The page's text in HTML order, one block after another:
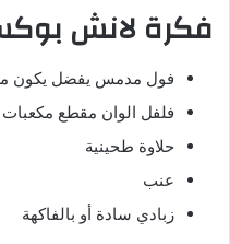
فكرة لانش
فول مدمس يفضل يكون
فلفل الوان مقطع
حلاوة طحينية
عنب
زبادي سادة أو بالفاكهة